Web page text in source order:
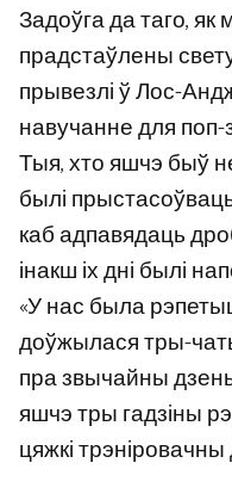
Задоўга да таго,
прадстаўлены
прывезлі ў Лос-
навучанне для поп-
Тыя, хто яшчэ быў
былі
каб адпавядаць
інакш іх дні былі
«У нас была
доўжылася тры-
пра звычайны
яшчэ тры гадзіны
цяжкі трэніровачны